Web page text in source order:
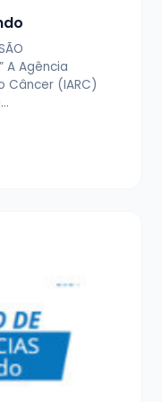
A Agência
Câncer (IARC)